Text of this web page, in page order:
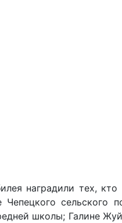
наградили тех,
сельского
школы; Галине